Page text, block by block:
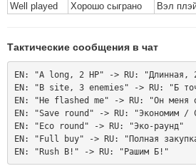
Well played
Хорошо сыграно Вэл
Тактические сообщения в чат
EN: "A long, 2 HP" -> RU: "Длинная,
EN: "B site, 3 enemies" -> RU: "Б
EN: "He flashed me" -> RU: "Он меня
EN: "Save round" -> RU: "Экономим /
EN: "Eco round" -> RU: "Эко-раунд"
EN: "Full buy" -> RU: "Полная